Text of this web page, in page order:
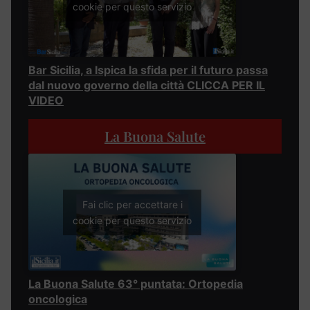
cookie per questo servizio
Bar Sicilia, a Ispica la sfida per il futuro passa
dal nuovo governo della città CLICCA PER IL
VIDEO
La Buona Salute
Fai clic per accettare i
cookie per questo servizio
La Buona Salute 63° puntata: Ortopedia
oncologica